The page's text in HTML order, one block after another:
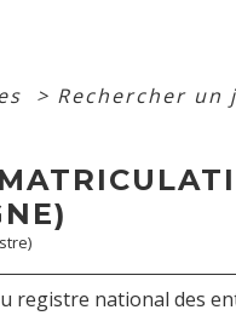
> Rechercher
national des